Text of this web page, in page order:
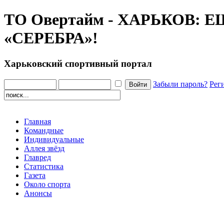
ТО Овертайм - ХАРЬКОВ:
«СЕРЕБРА»!
Харьковский спортивный портал
Забыли пароль?
Главная
Командные
Индивидуальные
Аллея звёзд
Главред
Статистика
Газета
Около спорта
Анонсы